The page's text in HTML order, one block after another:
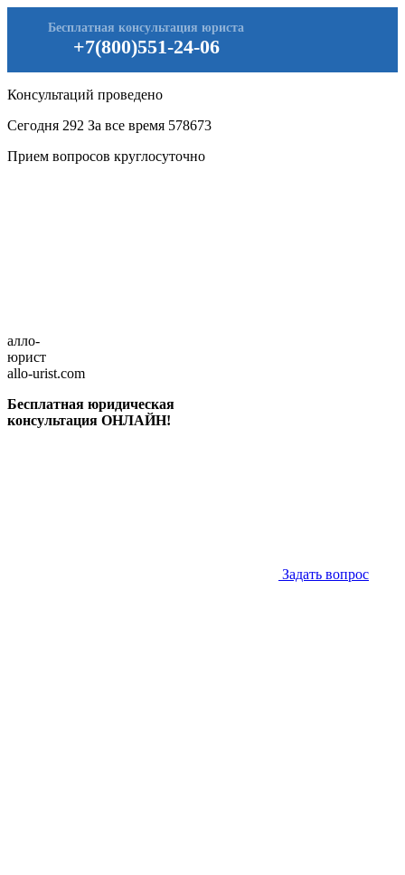
+7(800)551-24-06
Бесплатная консультация юриста
Консультаций проведено
Сегодня 292 За все время 578673
Прием вопросов круглосуточно
алло-
юрист
allo-urist.com
Бесплатная юридическая
консультация ОНЛАЙН!
Задать вопрос